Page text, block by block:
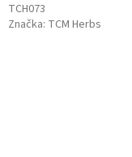
TCH073
Značka: TCM Herbs